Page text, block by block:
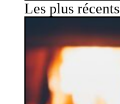
Les plus récents